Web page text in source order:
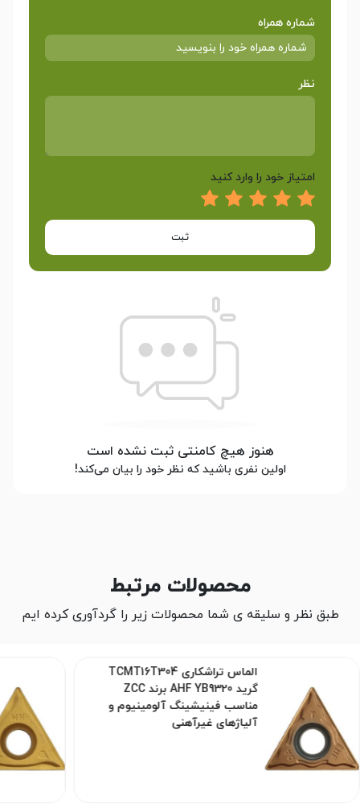
شماره همراه
نظر
امتیاز خود را وارد کنید
ثبت
هنوز هیچ کامنتی ثبت نشده است
اولین نفری باشید که نظر خود را بیان می‌کند!
محصولات مرتبط
طبق نظر و سلیقه ی شما محصولات زیر را گردآوری کرده ایم
الماس تراشکاری TCMT16T304
گرید AHF YB9320 برند ZCC
مناسب فینیشینگ آلومینیوم و
آلیاژهای غیرآهنی